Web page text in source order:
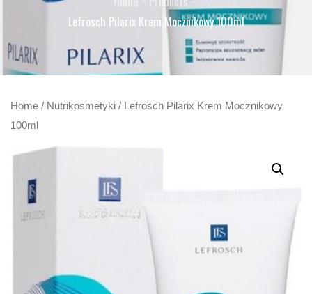
Lefrosch Pilarix Krem Mocznikowy 100ml
Home / Nutrikosmetyki / Lefrosch Pilarix Krem Mocznikowy
100ml